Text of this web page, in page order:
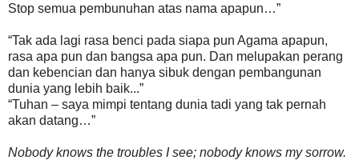
Stop semua pembunuhan atas nama apapun…”
“Tak ada lagi rasa benci pada siapa pun Agama apapun,
rasa apa pun dan bangsa apa pun. Dan melupakan perang
dan kebencian dan hanya sibuk dengan pembangunan
dunia yang lebih baik...”
“Tuhan – saya mimpi tentang dunia tadi yang tak pernah
akan datang…”
Nobody knows the troubles I see; nobody knows my sorrow.